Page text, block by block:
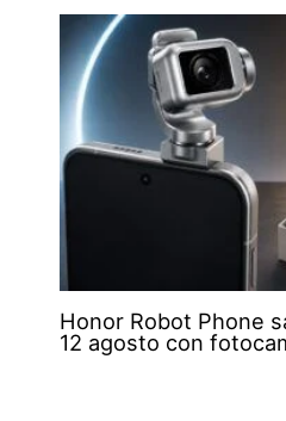
Honor Robot Phone
12 agosto con